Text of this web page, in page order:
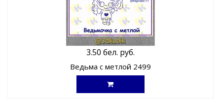
3.50 бел. руб.
Ведьма с метлой 2499